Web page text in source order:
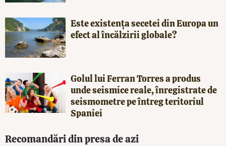
Este existența secetei din Europa un
efect al încălzirii globale?
Golul lui Ferran Torres a produs
unde seismice reale, înregistrate de
seismometre pe întreg teritoriul
Spaniei
Recomandări din presa de azi